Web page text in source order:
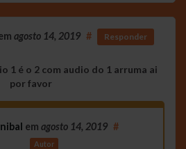
agosto 14, 2019 # Responder
1 é o 2 com audio do 1 arruma ai
por favor
em agosto 14, 2019
Autor
#